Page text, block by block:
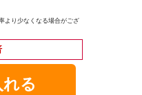
より少なくなる場合がござ
る